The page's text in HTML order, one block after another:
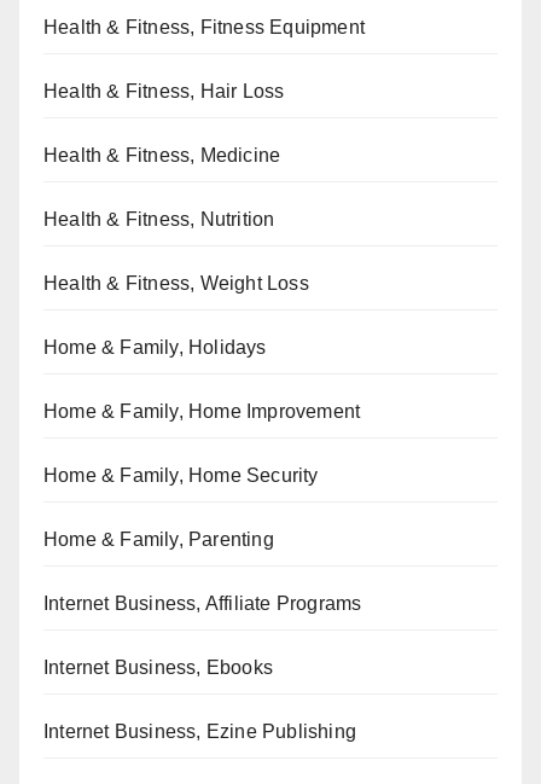
Health & Fitness, Fitness Equipment
Health & Fitness, Hair Loss
Health & Fitness, Medicine
Health & Fitness, Nutrition
Health & Fitness, Weight Loss
Home & Family, Holidays
Home & Family, Home Improvement
Home & Family, Home Security
Home & Family, Parenting
Internet Business, Affiliate Programs
Internet Business, Ebooks
Internet Business, Ezine Publishing